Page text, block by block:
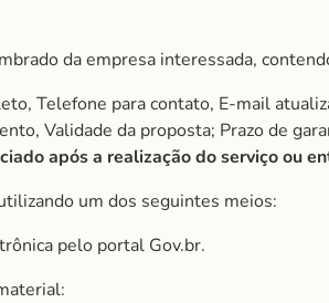
da empresa interessada,
Telefone para contato, E-mail
Validade da proposta; Prazo de
após a realização do serviço ou
um dos seguintes meios:
pelo portal Gov.br.